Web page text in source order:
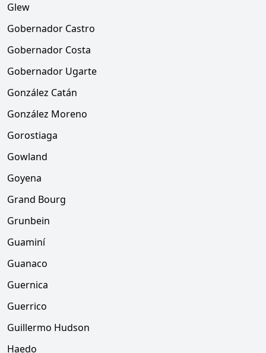
Glew
Gobernador Castro
Gobernador Costa
Gobernador Ugarte
González Catán
González Moreno
Gorostiaga
Gowland
Goyena
Grand Bourg
Grunbein
Guaminí
Guanaco
Guernica
Guerrico
Guillermo Hudson
Haedo